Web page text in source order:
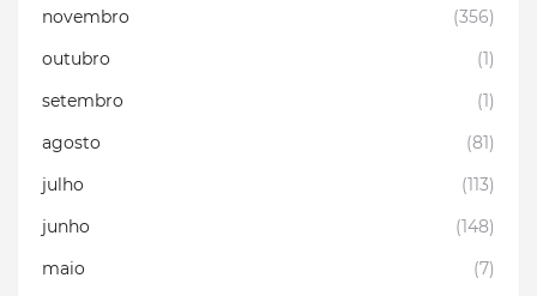
novembro
(356)
outubro
(1)
setembro
(1)
agosto
(81)
julho
(113)
junho
(148)
maio
(7)